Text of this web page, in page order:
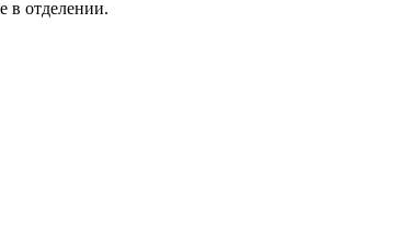
в отделении.